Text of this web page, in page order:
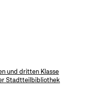
und dritten Klasse
Stadtteilbibliothek